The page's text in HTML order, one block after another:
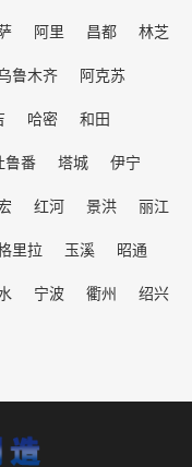
阿里 昌都
林芝
鲁木齐
阿克苏
哈密
和田
鲁番 塔城
伊宁
红河 景洪
丽江
里拉 玉溪
昭通
宁波 衢州
绍兴